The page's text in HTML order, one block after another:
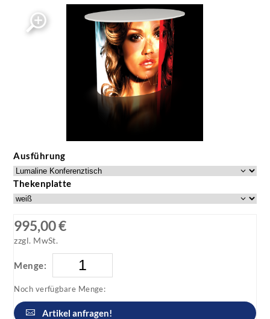
Ausführung
Thekenplatte
995,00 €
zzgl. MwSt.
Menge:
Noch verfügbare Menge:
Artikel anfragen!